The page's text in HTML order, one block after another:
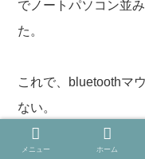
でノートパソコン並
た。
これで、bluetoothマ
ない。
メニュー ホーム